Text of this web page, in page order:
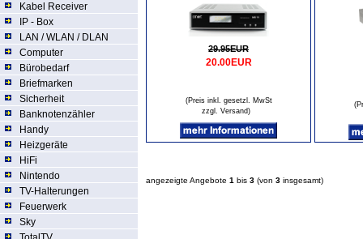
Kabel Receiver
IP - Box
LAN / WLAN / DLAN
Computer
Bürobedarf
Briefmarken
Sicherheit
Banknotenzähler
Handy
Heizgeräte
HiFi
Nintendo
TV-Halterungen
Feuerwerk
Sky
29.95EUR
20.00EUR
(Preis inkl. gesetzl. MwSt
zzgl. Versand)
angezeigte Angebote 1 bis 3 (von 3 insgesamt)